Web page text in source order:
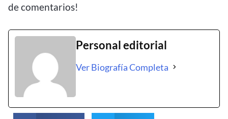
de comentarios!
Personal editorial
Ver Biografía Completa